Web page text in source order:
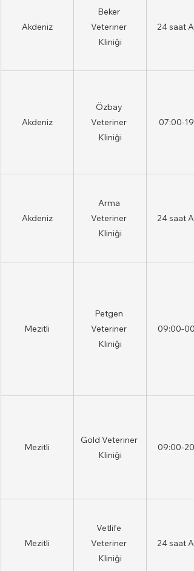
Akdeniz
Beker
Veteriner
Kliniği
24 saat
Akdeniz
Özbay
Veteriner
Kliniği
07:00-
Akdeniz
Arma
Veteriner
Kliniği
24 saat
Mezitli
Petgen
Veteriner
Kliniği
09:00-
Mezitli
Gold Veteriner
Kliniği
09:00-
Mezitli
Vetlife
Veteriner
Kliniği
24 saat